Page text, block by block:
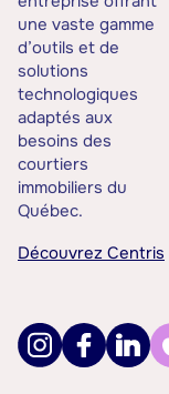
une vaste gamme
d’outils et de
solutions
technologiques
adaptés aux
besoins des
courtiers
immobiliers du
Québec.
Découvrez Centris